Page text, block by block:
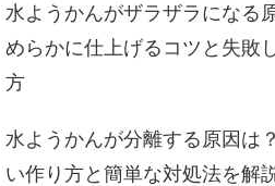
水ようかんがザラザラになる
めらかに仕上げるコツと失敗
方
水ようかんが分離する原因は
い作り方と簡単な対処法を解